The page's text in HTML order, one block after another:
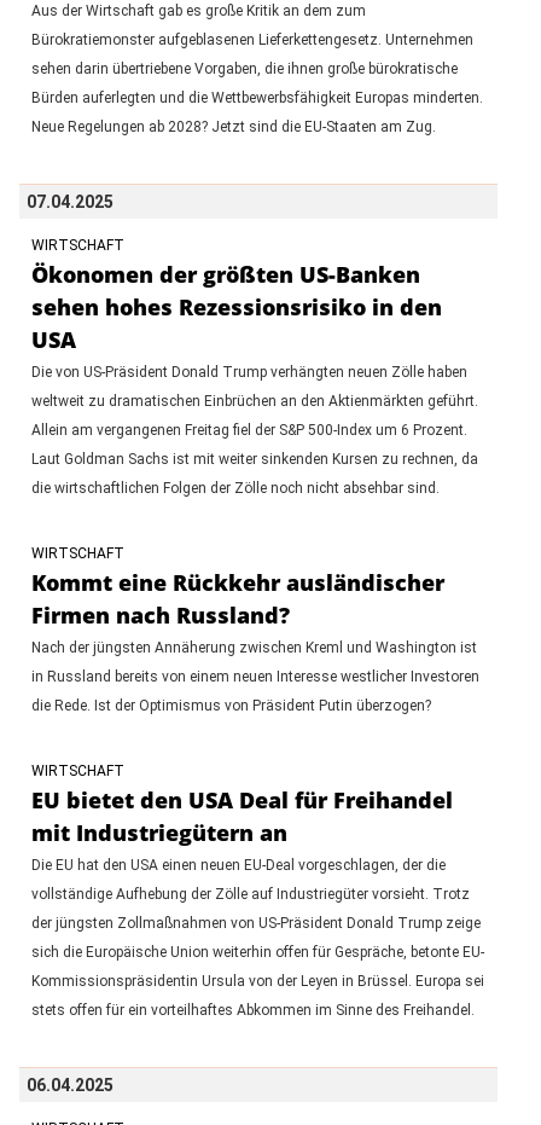
Aus der Wirtschaft gab es große Kritik an dem zum
Bürokratiemonster aufgeblasenen Lieferkettengesetz. Unternehmen
sehen darin übertriebene Vorgaben, die ihnen große bürokratische
Bürden auferlegten und die Wettbewerbsfähigkeit Europas minderten.
Neue Regelungen ab 2028? Jetzt sind die EU-Staaten am Zug.
07.04.2025
WIRTSCHAFT
Ökonomen der größten US-Banken
sehen hohes Rezessionsrisiko in den
USA
Die von US-Präsident Donald Trump verhängten neuen Zölle haben
weltweit zu dramatischen Einbrüchen an den Aktienmärkten geführt.
Allein am vergangenen Freitag fiel der S&P 500-Index um 6 Prozent.
Laut Goldman Sachs ist mit weiter sinkenden Kursen zu rechnen, da
die wirtschaftlichen Folgen der Zölle noch nicht absehbar sind.
WIRTSCHAFT
Kommt eine Rückkehr ausländischer
Firmen nach Russland?
Nach der jüngsten Annäherung zwischen Kreml und Washington ist
in Russland bereits von einem neuen Interesse westlicher Investoren
die Rede. Ist der Optimismus von Präsident Putin überzogen?
WIRTSCHAFT
EU bietet den USA Deal für Freihandel
mit Industriegütern an
Die EU hat den USA einen neuen EU-Deal vorgeschlagen, der die
vollständige Aufhebung der Zölle auf Industriegüter vorsieht. Trotz
der jüngsten Zollmaßnahmen von US-Präsident Donald Trump zeige
sich die Europäische Union weiterhin offen für Gespräche, betonte EU-
Kommissionspräsidentin Ursula von der Leyen in Brüssel. Europa sei
stets offen für ein vorteilhaftes Abkommen im Sinne des Freihandel.
06.04.2025